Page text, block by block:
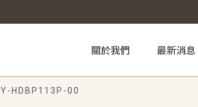
關於我們 最新消息
Y-HDBP113P-00